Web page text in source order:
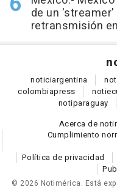
de un
retransmisión
noticiargentina
colombiapress noti
notiparaguay
Acerca de
Cumplimiento
Política de privacidad
© 2026 Notimérica. Está